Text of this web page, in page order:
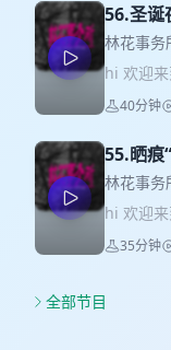
在淘宝搜
属暗号“
道有揉腹
用完后
子鼓鼓
热敷暖宫
当成一台
女领导、
适。 pgg
络的感觉
女孩，有
回家的路
呼救，没
异的是
三。警方
期，凶手
环杀手犯
想象更加
秘、也
件」。
古小学
56.圣诞
林花事务
hi 欢迎
12月24
这个幸福
子。 注
译应是‘
见。为了
法 •案件
报》发布
40分钟
55.晒痕
林花事务
hi 欢迎
所分享
州的一片
35分钟
全部节目